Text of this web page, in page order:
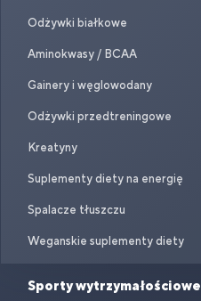
Odżywki białkowe
Aminokwasy / BCAA
Gainery i węglowodany
Odżywki przedtreningowe
Kreatyny
Suplementy diety na energię
Spalacze tłuszczu
Weganskie suplementy diety
Sporty wytrzymałościowe